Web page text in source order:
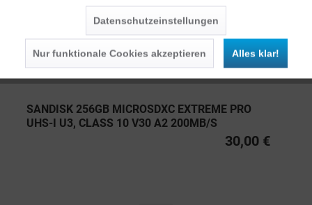
SANDISK 256GB MICROSDXC EXTREME PRO
UHS-I U3, CLASS 10 V30 A2 200MB/S
30,00 €
Datenschutzeinstellungen
Nur funktionale Cookies akzeptieren Alles klar!